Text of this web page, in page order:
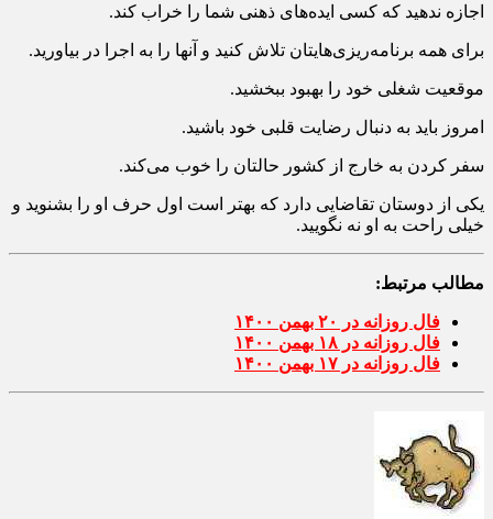
اجازه ندهید که کسی ایده‌های ذهنی شما را خراب کند.
برای همه برنامه‌ریزی‌هایتان تلاش کنید و آنها را به اجرا در بیاورید.
موقعیت شغلی خود را بهبود ببخشید.
امروز باید به دنبال رضایت قلبی خود باشید.
سفر کردن به خارج از کشور حالتان را خوب می‌کند.
یکی از دوستان تقاضایی دارد که بهتر است اول حرف او را بشنوید و
خیلی راحت به او نه نگویید.
مطالب مرتبط:
فال روزانه در ۲۰ بهمن ۱۴۰۰
فال روزانه در ۱۸ بهمن ۱۴۰۰
فال روزانه در ۱۷ بهمن ۱۴۰۰